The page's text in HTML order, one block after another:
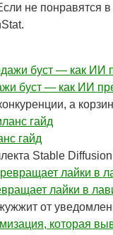
не
буст — как ИИ
а
гайд
Stable
лайки в
от